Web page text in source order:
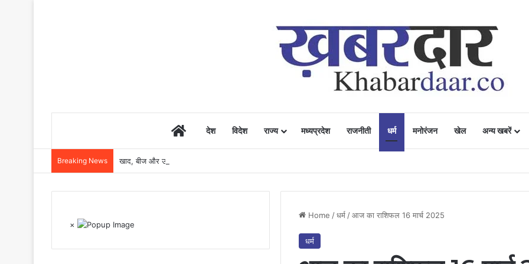
Homeदेश विदेश राज्य मध्यप्रदेश राजनीती धर्म मनोरंजन खेल अन्य खबरें
Breaking News खाद, बीज और उर्वरकों की समय पर उपलब्धता से किसानों में उत्साह, नैनो डीएपी और नैनो यूरिया बने किसानों के भरोसेमंद कृषि साथी…..
Home /धर्म /आज का राशिफल 16 मार्च 2025
धर्म
×